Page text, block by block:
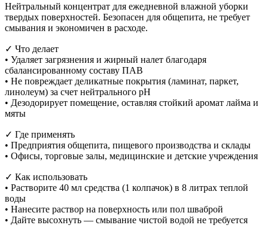
Нейтральный концентрат для ежедневной влажной уборки
твердых поверхностей. Безопасен для общепита, не требует
смывания и экономичен в расходе.
✓ Что делает
• Удаляет загрязнения и жирный налет благодаря
сбалансированному составу ПАВ
• Не повреждает деликатные покрытия (ламинат, паркет,
линолеум) за счет нейтрального pH
• Дезодорирует помещение, оставляя стойкий аромат лайма и
мяты
✓ Где применять
• Предприятия общепита, пищевого производства и склады
• Офисы, торговые залы, медицинские и детские учреждения
✓ Как использовать
• Растворите 40 мл средства (1 колпачок) в 8 литрах теплой
воды
• Нанесите раствор на поверхность или пол шваброй
• Дайте высохнуть — смывание чистой водой не требуется